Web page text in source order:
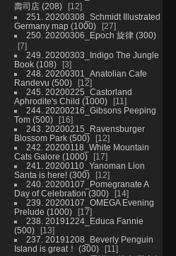
壽司店 (208)
12
251. 20200308_Schmidt Illustrated
Germany map (1000)
27
250. 20200306_Epoch 旋律 (300)
7
249. 20200303_Indigo The Jungle
Book (108)
3
248. 20200301_Anatolian Cafe
Randevu (500)
12
245. 20200225_Castorland
Aphrodite's Child (1000)
11
244. 20200216_Gibsons Peeping
Tom (500)
16
243. 20200215_Ravensburger
Blossom Park (500)
12
242. 20200118_White Mountain
Cats Galore (1000)
17
241. 20200110_Yanoman Lion
Santa is here! (300)
12
240. 20200107_Pomegranate A
Day of Celebration (300)
14
239. 20200107_OMEGA Evening
Prelude (1000)
17
238. 20191224_Educa Fannie
(500)
13
237. 20191208_Beverly Penguin
Island is great！ (300)
11